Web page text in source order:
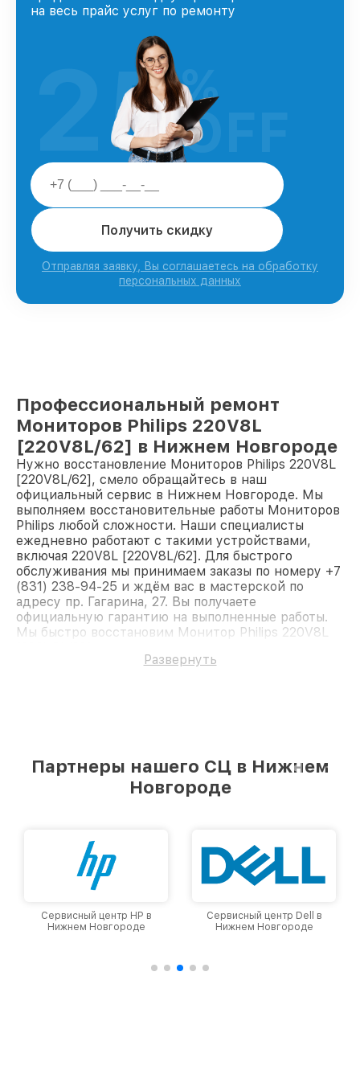
на весь прайс услуг по ремонту
Получить скидку
Отправляя заявку, Вы соглашаетесь на обработку
персональных данных
25%
OFF
Профессиональный ремонт
Мониторов Philips 220V8L
[220V8L/62] в Нижнем Новгороде
Нужно восстановление Мониторов Philips 220V8L
[220V8L/62], смело обращайтесь в наш
официальный сервис в Нижнем Новгороде. Мы
выполняем восстановительные работы Мониторов
Philips любой сложности. Наши специалисты
ежедневно работают с такими устройствами,
включая 220V8L [220V8L/62]. Для быстрого
обслуживания мы принимаем заказы по номеру +7
(831) 238-94-25 и ждём вас в мастерской по
адресу пр. Гагарина, 27. Вы получаете
официальную гарантию на выполненные работы.
Мы быстро восстановим Монитор Philips 220V8L
Развернуть
Партнеры нашего СЦ в Нижнем
Новгороде
Сервисный центр HP в
Нижнем Новгороде
Сервисный центр Dell в
Нижнем Новгороде